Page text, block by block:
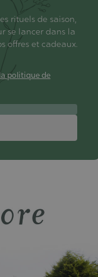
rituels de saison,
se lancer dans la
offres et cadeaux.
politique de